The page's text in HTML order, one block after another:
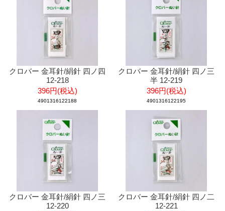
クロバー 金耳針/絹針 四ノ四
12-218
396円(税込)
4901316122188
クロバー 金耳針/絹針 四ノ三
半 12-219
396円(税込)
4901316122195
クロバー 金耳針/絹針 四ノ三
12-220
クロバー 金耳針/絹針 四ノ二
12-221